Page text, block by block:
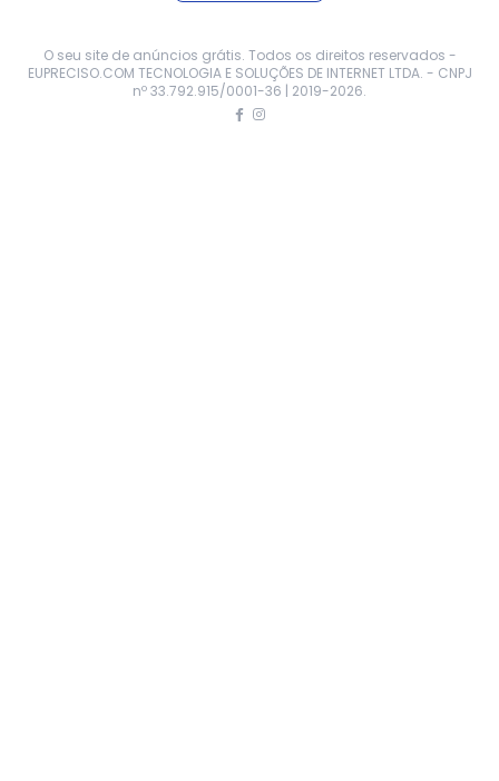
O seu site de anúncios grátis. Todos os direitos reservados -
EUPRECISO.COM TECNOLOGIA E SOLUÇÕES DE INTERNET LTDA. - CNPJ
nº 33.792.915/0001-36 | 2019-2026.